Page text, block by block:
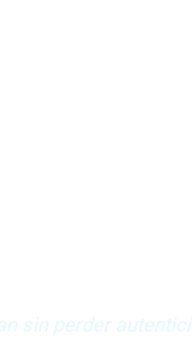
sin perder